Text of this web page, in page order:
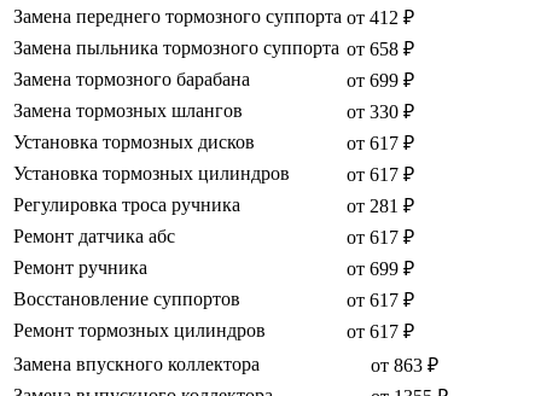
Замена переднего тормозного суппорта от 412 ₽
Замена пыльника тормозного суппорта от 658 ₽
Замена тормозного барабана
от 699 ₽
Замена тормозных шлангов
от 330 ₽
Установка тормозных дисков
от 617 ₽
Установка тормозных цилиндров
от 617 ₽
Регулировка троса ручника
от 281 ₽
Ремонт датчика абс
от 617 ₽
Ремонт ручника
от 699 ₽
Восстановление суппортов
от 617 ₽
Ремонт тормозных цилиндров
от 617 ₽
Замена впускного коллектора
от 863 ₽